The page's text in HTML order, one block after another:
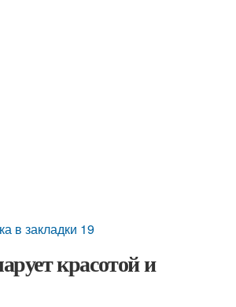
в закладки 19
красотой и